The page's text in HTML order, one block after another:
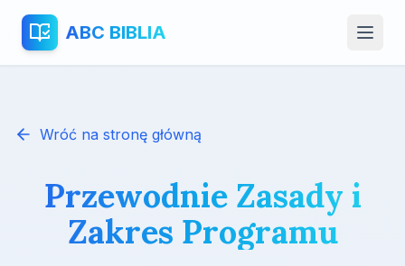
ABC BIBLIA
Wróć na stronę główną
Przewodnie Zasady i
Zakres Programu